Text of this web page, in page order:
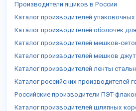
Производители ящиков в России
Каталог производителей
Каталог производителей оболочек
Каталог производителей мешков-
Каталог производителей мешков
Каталог производителей ленты
Каталог российских производителей
Российские производители ПЭТ-
Каталог производителей шляпных